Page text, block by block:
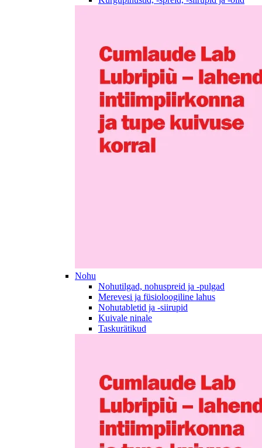
Nohu
Nohutilgad, nohuspreid ja -pulgad
Merevesi ja füsioloogiline lahus
Nohutabletid ja -siirupid
Kuivale ninale
Taskurätikud